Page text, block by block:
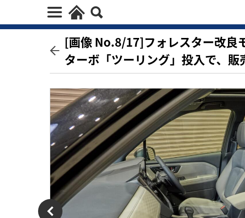
[画像 No.8/17]フォレスター改良
ターボ「ツーリング」投入で、販